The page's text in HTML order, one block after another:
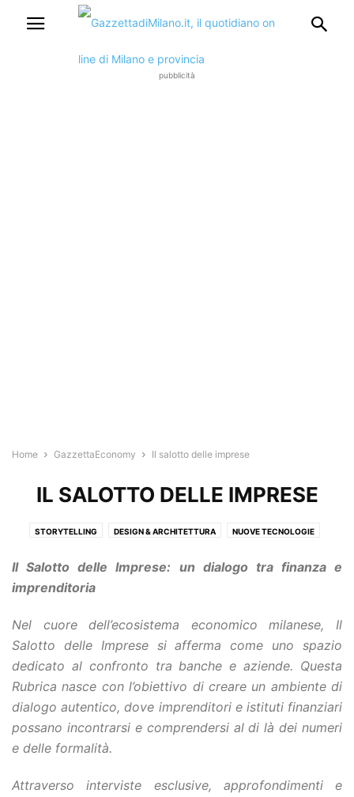
pubblicità
Home GazzettaEconomy Il salotto delle imprese
IL SALOTTO DELLE IMPRESE
STORYTELLING DESIGN & ARCHITETTURA NUOVE TECNOLOGIE
IL SALOTTO DELLE IMPRESE TREND&BUSINESS NEXT
Il Salotto delle Imprese: un dialogo tra finanza e
imprenditoria
Nel cuore dell’ecosistema economico milanese, Il
Salotto delle Impresesi afferma come uno spazio
dedicato al confronto tra banche e aziende. Questa
Rubrica nasce con l’obiettivo di creare un ambiente di
dialogo autentico, dove imprenditori e istituti finanziari
possano incontrarsi e comprendersi al di là dei numeri
e delle formalità.
Attraverso interviste esclusive, approfondimenti e